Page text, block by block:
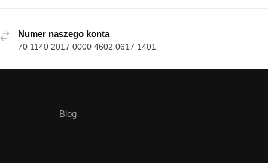
Numer naszego konta
70 1140 2017 0000 4602 0617 1401
Blog